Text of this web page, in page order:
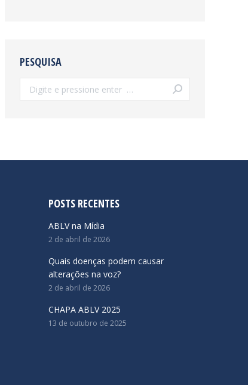
PESQUISA
Search:
POSTS RECENTES
ABLV na Mídia
2 de abril de 2026
Quais doenças podem causar
alterações na voz?
2 de abril de 2026
CHAPA ABLV 2025
13 de outubro de 2025